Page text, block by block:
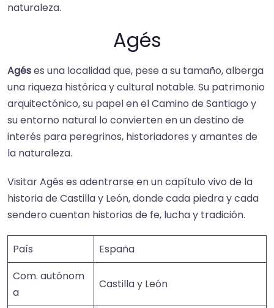
naturaleza.​
Agés
Agéses una localidad que, pese a su tamaño, alberga
una riqueza histórica y cultural notable. Su patrimonio
arquitectónico, su papel en el Camino de Santiago y
su entorno natural lo convierten en un destino de
interés para peregrinos, historiadores y amantes de
la naturaleza.​
Visitar Agés es adentrarse en un capítulo vivo de la
historia de Castilla y León, donde cada piedra y cada
sendero cuentan historias de fe, lucha y tradición.
País
España
Com. autónom
a
Castilla y León